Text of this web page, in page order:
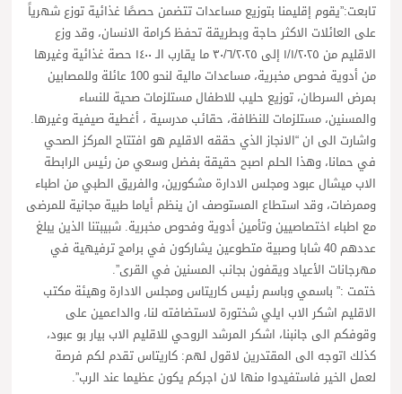
تابعت:”يقوم إقليمنا بتوزيع مساعدات تتضمن حصصًا غذائية توزع شهرياً
على العائلات الاكثر حاجة وبطريقة تحفظ كرامة الانسان، وقد وزع
الاقليم من ١/١/٢٠٢٥ إلى ٣٠/٦/٢٠٢٥ ما يقارب الـ ١٤٠٠ حصة غذائية وغيرها
من أدوية فحوص مخبرية، مساعدات مالية لنحو 100 عائلة وللمصابين
بمرض السرطان، توزيع حليب للاطفال مستلزمات صحية للنساء
والمسنين، مستلزمات للنظافة، حقائب مدرسية ، أغطية صيفية وغيرها.
واشارت الى ان “الانجاز الذي حققه الاقليم هو افتتاح المركز الصحي
في حمانا، وهذا الحلم اصبح حقيقة بفضل وسعي من رئيس الرابطة
الاب ميشال عبود ومجلس الادارة مشكورين، والفريق الطبي من اطباء
وممرضات، وقد استطاع المستوصف ان ينظم أياما طبية مجانية للمرضى
مع اطباء اختصاصيين وتأمين أدوية وفحوص مخبرية. شبيبتنا الذين يبلغ
عددهم 40 شابا وصبية متطوعين يشاركون في برامج ترفيهية في
مهرجانات الأعياد ويقفون بجانب المسنين في القرى”.
ختمت :” باسمي وباسم رئيس كاريتاس ومجلس الادارة وهيئة مكتب
الاقليم اشكر الاب ايلي شختورة لاستضافته لنا، والداعمين على
وقوفكم الى جانبنا، اشكر المرشد الروحي للاقليم الاب بيار بو عبود،
كذلك اتوجه الى المقتدرين لاقول لهم: كاريتاس تقدم لكم فرصة
لعمل الخير فاستفيدوا منها لان اجركم يكون عظيما عند الرب”.